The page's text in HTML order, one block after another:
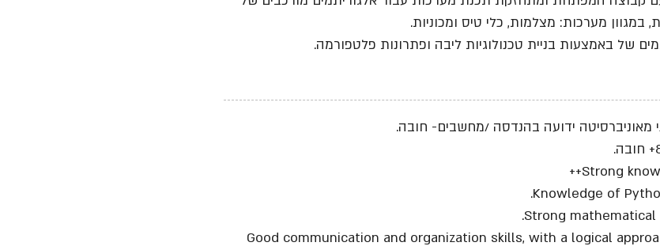
מערכות: מצלמות, כלי טיס ומכוניות.
של באמצעות בניית טכנולוגיות ליבה ופתרונות פלטפורמה.
מאוניברסיטה ידועה בהנדסה /מחשבים- חובה.
Strong
Knowledge of
Strong mathematical
Good communication and organization skills, with a logical